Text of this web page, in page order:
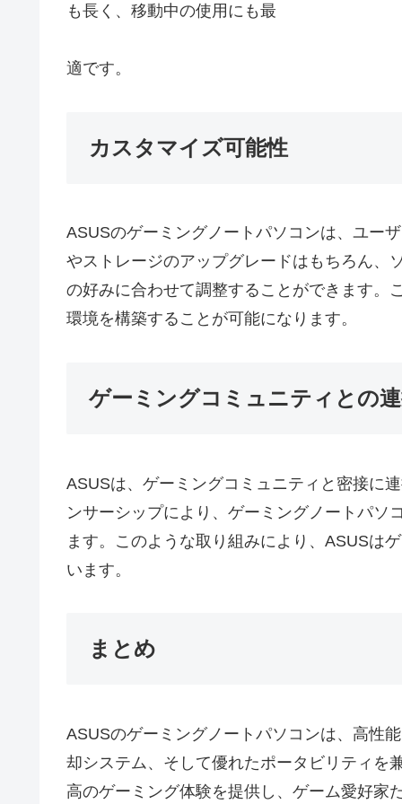
も長く、移動中の使用にも最
適です。
カスタマイズ可能性
ASUSのゲーミングノートパソコンは、ユー
やストレージのアップグレードはもちろん、
の好みに合わせて調整することができます。
環境を構築することが可能になります。
ゲーミングコミュニティとの
ASUSは、ゲーミングコミュニティと密接に
ンサーシップにより、ゲーミングノートパソ
ます。このような取り組みにより、ASUSは
います。
まとめ
ASUSのゲーミングノートパソコンは、高性
却システム、そして優れたポータビリティを
高のゲーミング体験を提供し、ゲーム愛好家